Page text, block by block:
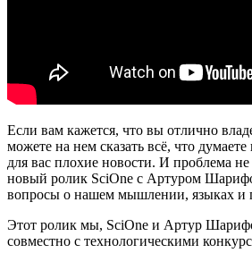
Если вам кажется, что вы отлично
можете на нем сказать всё, что думаете
для вас плохие новости. И проблема
новый ролик SciOne с Артуром
вопросы о нашем мышлении, языках и
Этот ролик мы, SciOne и Артур
совместно с технологическими